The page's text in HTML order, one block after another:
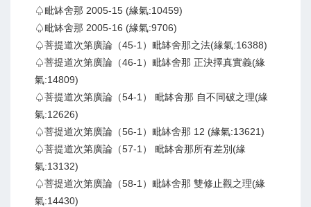
♤毗缽舍那 2005-15 (緣氣:10459)
♤毗缽舍那 2005-16 (緣氣:9706)
♤菩提道次第廣論（45-1）毗缽舍那之法(緣氣:16388)
♤菩提道次第廣論（46-1）毗缽舍那 正決擇真實義(緣
氣:14809)
♤菩提道次第廣論（54-1） 毗缽舍那 自不同破之理(緣
氣:12626)
♤菩提道次第廣論（56-1）毗缽舍那 12 (緣氣:13621)
♤菩提道次第廣論（57-1） 毗缽舍那所有差別(緣
氣:13132)
♤菩提道次第廣論（58-1）毗缽舍那 雙修止觀之理(緣
氣:14430)